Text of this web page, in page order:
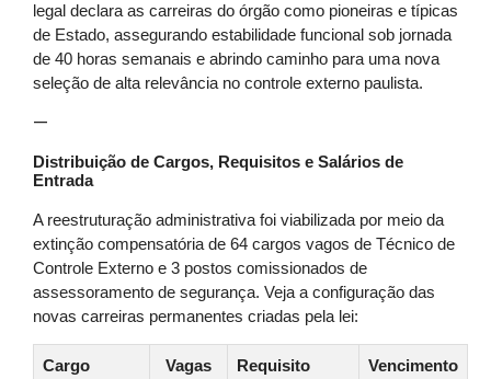
legal declara as carreiras do órgão como pioneiras e típicas
de Estado, assegurando estabilidade funcional sob jornada
de 40 horas semanais e abrindo caminho para uma nova
seleção de alta relevância no controle externo paulista.
—
Distribuição de Cargos, Requisitos e Salários de
Entrada
A reestruturação administrativa foi viabilizada por meio da
extinção compensatória de 64 cargos vagos de Técnico de
Controle Externo e 3 postos comissionados de
assessoramento de segurança. Veja a configuração das
novas carreiras permanentes criadas pela lei:
Cargo
Vagas
Requisito
Vencimento